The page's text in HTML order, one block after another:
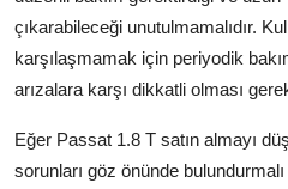
çıkarabileceği unutulmamalıdır.
karşılaşmamak için periyodik
arızalara karşı dikkatli olması
Eğer Passat 1.8 T satın almayı
sorunları göz önünde